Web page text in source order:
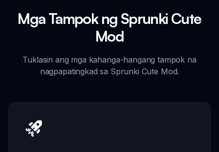
Mga Tampok ng Sprunki Cute
Mod
Tuklasin ang mga kahanga-hangang tampok na
nagpapatingkad sa Sprunki Cute Mod.